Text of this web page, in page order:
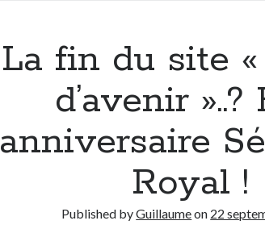
job
rêve
ou
devenir
joueur
pro
de
La fin du site
d’avenir »..?
anniversaire
Royal !
Published byGuillaumeon 22